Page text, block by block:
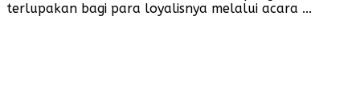
terlupakan bagi para loyalisnya melalui acara ...